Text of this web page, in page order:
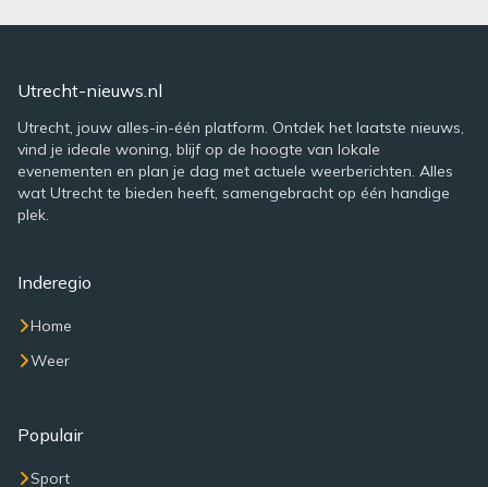
Utrecht-nieuws.nl
Utrecht, jouw alles-in-één platform. Ontdek het laatste nieuws,
vind je ideale woning, blijf op de hoogte van lokale
evenementen en plan je dag met actuele weerberichten. Alles
wat Utrecht te bieden heeft, samengebracht op één handige
plek.
Inderegio
Home
Weer
Populair
Sport